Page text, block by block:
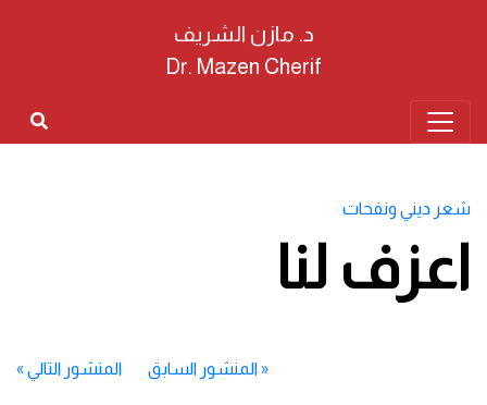
د. مازن الشريف
Dr. Mazen Cherif
شعر ديني ونفحات
اعزف لنا
«المنشور السابق المنشور التالي »